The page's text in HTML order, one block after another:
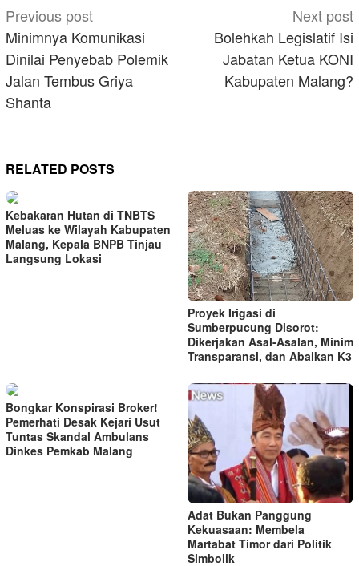
Post
navigation
Previous post
Minimnya Komunikasi
Dinilai Penyebab Polemik
Jalan Tembus Griya
Shanta
Next post
Bolehkah Legislatif Isi
Jabatan Ketua KONI
Kabupaten Malang?
RELATED POSTS
Kebakaran Hutan di TNBTS
Meluas ke Wilayah Kabupaten
Malang, Kepala BNPB Tinjau
Langsung Lokasi
Proyek Irigasi di
Sumberpucung Disorot:
Dikerjakan Asal-Asalan, Minim
Transparansi, dan Abaikan K3
Bongkar Konspirasi Broker!
Pemerhati Desak Kejari Usut
Tuntas Skandal Ambulans
Dinkes Pemkab Malang
Adat Bukan Panggung
Kekuasaan: Membela
Martabat Timor dari Politik
Simbolik